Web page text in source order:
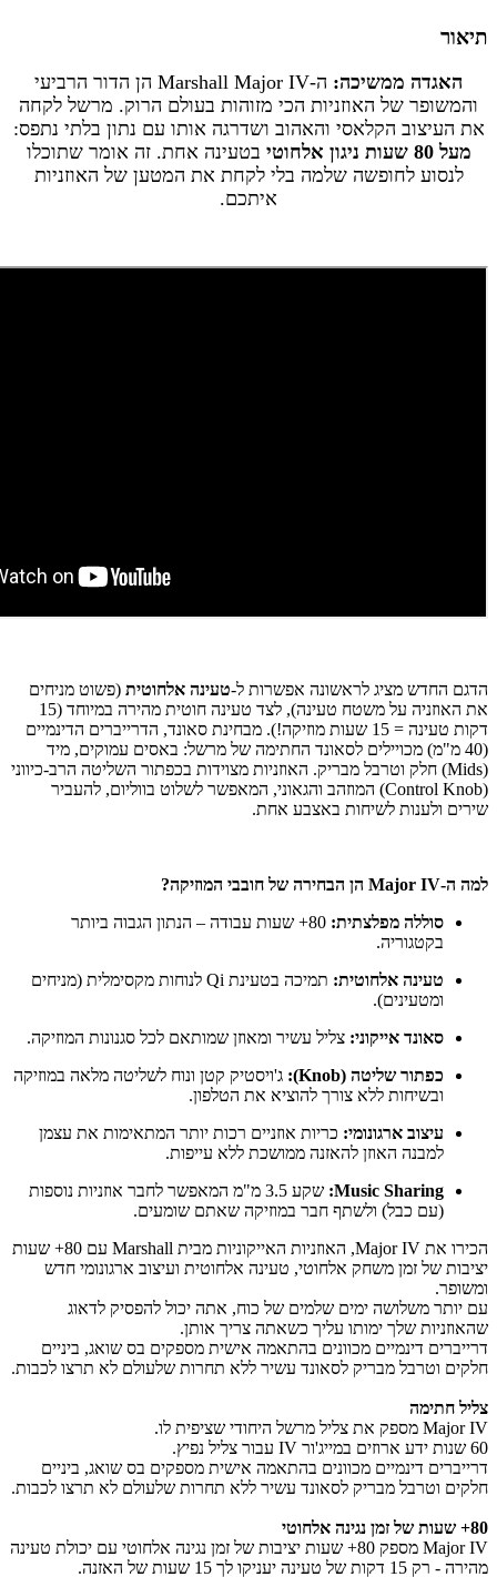
תיאור
האגדה ממשיכה:
ה-Marshall Major IV הן הדור הרביעי
והמשופר של האוזניות הכי מזוהות בעולם הרוק. מרשל לקחה
את העיצוב הקלאסי והאהוב ושדרגה אותו עם נתון בלתי נתפס:
מעל 80 שעות ניגון אלחוטי
בטעינה אחת. זה אומר שתוכלו
לנסוע לחופשה שלמה בלי לקחת את המטען של האוזניות
איתכם.
הדגם החדש מציג לראשונה אפשרות ל-טעינה אלחוטית (פשוט מניחים
את האוזניה על משטח טעינה), לצד טעינה חוטית מהירה במיוחד (15
דקות טעינה = 15 שעות מוזיקה!). מבחינת סאונד, הדרייברים הדינמיים
(40 מ"מ) מכויילים לסאונד החתימה של מרשל: באסים עמוקים, מיד
(Mids) חלק וטרבל מבריק. האוזניות מצוידות בכפתור השליטה הרב-כיווני
(Control Knob) המוזהב והגאוני, המאפשר לשלוט בווליום, להעביר
שירים ולענות לשיחות באצבע אחת.
למה ה-Major IV הן הבחירה של חובבי המוזיקה?
סוללה מפלצתית:
80+ שעות עבודה – הנתון הגבוה ביותר
בקטגוריה.
טעינה אלחוטית:
תמיכה בטעינת Qi לנוחות מקסימלית (מניחים
ומטעינים).
סאונד אייקוני: צליל עשיר ומאוזן שמותאם לכל סגנונות המוזיקה.
כפתור שליטה (Knob):
ג'ויסטיק קטן ונוח לשליטה מלאה במוזיקה
ובשיחות ללא צורך להוציא את הטלפון.
עיצוב ארגונומי: כריות אוזניים רכות יותר המתאימות את עצמן
למבנה האוזן להאזנה ממושכת ללא עייפות.
Music Sharing:
שקע 3.5 מ"מ המאפשר לחבר אוזניות נוספות
(עם כבל) ולשתף חבר במוזיקה שאתם שומעים.
הכירו את Major IV, האוזניות האייקוניות מבית Marshall עם 80+ שעות
יציבות של זמן משחק אלחוטי, טעינה אלחוטית ועיצוב ארגונומי חדש
ומשופר.
עם יותר משלושה ימים שלמים של כוח, אתה יכול להפסיק לדאוג
שהאוזניות שלך ימותו עליך כשאתה צריך אותן.
דרייברים דינמיים מכוונים בהתאמה אישית מספקים בס שואג, ביניים
חלקים וטרבל מבריק לסאונד עשיר ללא תחרות שלעולם לא תרצו לכבות.
צליל חתימה
Major IV מספק את צליל מרשל היחודי שציפית לו.
60 שנות ידע ארוזים במייג'ור IV עבור צליל נפיץ.
דרייברים דינמיים מכוונים בהתאמה אישית מספקים בס שואג, ביניים
חלקים וטרבל מבריק לסאונד עשיר ללא תחרות שלעולם לא תרצו לכבות.
80+ שעות של זמן נגינה אלחוטי
Major IV מספק 80+ שעות יציבות של זמן נגינה אלחוטי עם יכולת טעינה
מהירה - רק 15 דקות של טעינה יעניקו לך 15 שעות של האזנה.